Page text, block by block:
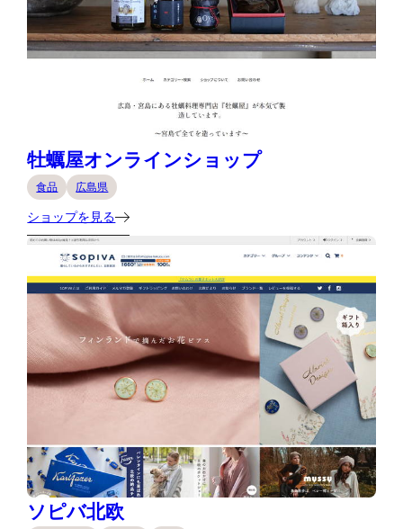
牡蠣屋オンラインショップ
食品 広島県
ショップを見る
ソピバ北欧